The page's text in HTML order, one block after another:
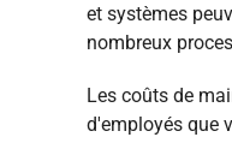
et systèmes
nombreux
Les coûts de
d'employés que